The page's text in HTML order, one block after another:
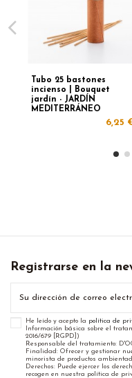
Tubo 25 bastones
incienso | Bouquet
jardín - JARDÍN
MEDITERRÁNEO
6,25
Registrarse en la
He leído y acepto la política de
Información básica sobre el
2016/679 [RGPD])
Responsable del tratamiento:
Finalidad: Ofrecer y gestionar
minorista de productos
Derechos: Puede ejercer los
recogen en nuestra política de